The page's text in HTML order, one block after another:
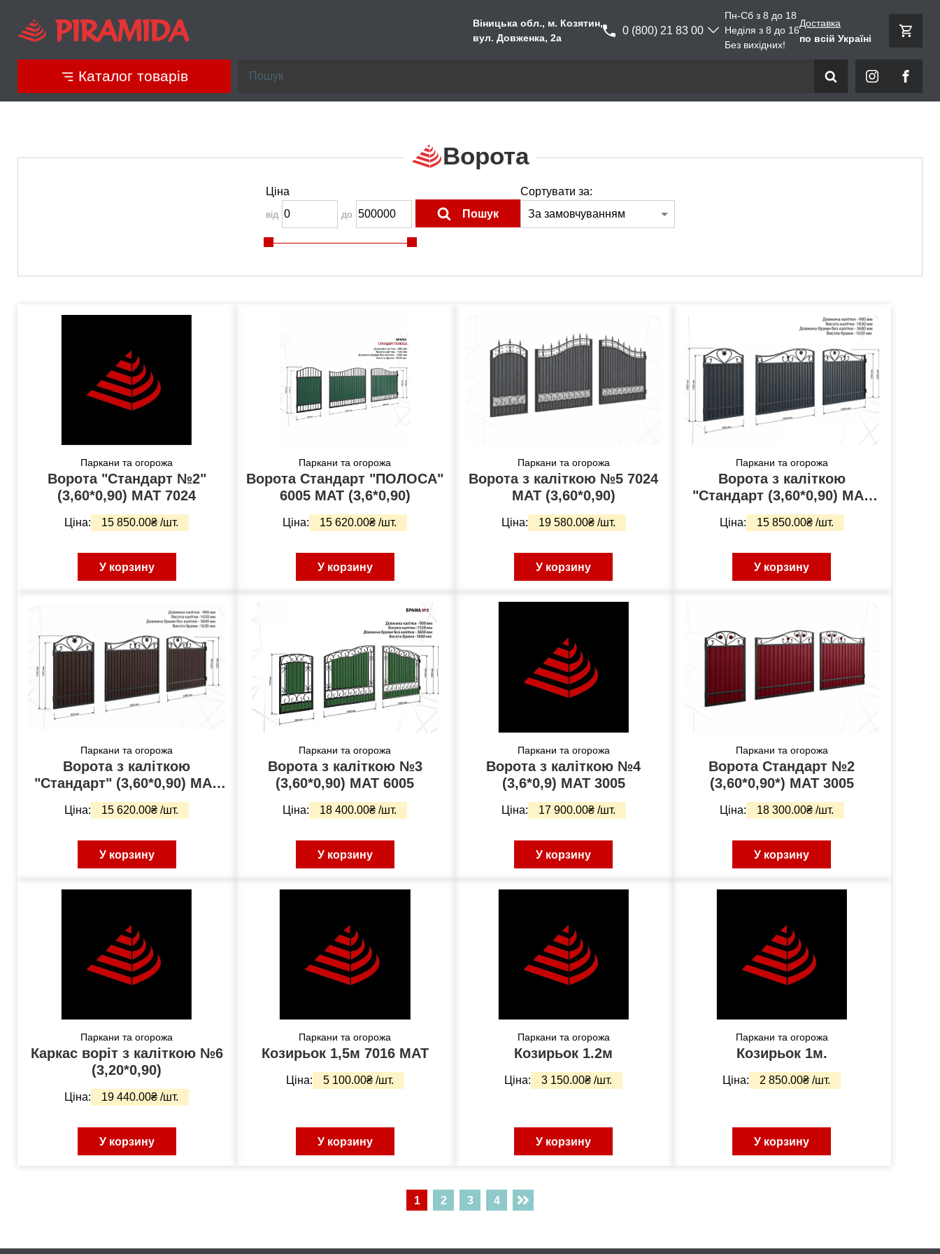
Віницька обл., м. Козятин,
вул. Довженка, 2а
0 (800) 21 83 00
Пн-Сб з 8 до 18
Неділя з 8 до 16
Без вихідних!
Доставка
по всій Україні
Каталог товарів
Ворота
Ціна
від до Пошук
Сортувати за:
Паркани та огорожа
Ворота "Стандарт №2"
(3,60*0,90) МАТ 7024
Ціна: 15 850.00₴ /шт.
У корзину
Паркани та огорожа
Ворота Cтандарт "ПОЛОСА"
6005 МАТ (3,6*0,90)
Ціна: 15 620.00₴ /шт.
У корзину
Паркани та огорожа
Ворота з каліткою №5 7024
МАТ (3,60*0,90)
Ціна: 19 580.00₴ /шт.
У корзину
Паркани та огорожа
Ворота з каліткою
"Стандарт (3,60*0,90) МАТ
7016
Ціна: 15 850.00₴ /шт.
У корзину
Паркани та огорожа
Ворота з каліткою
"Стандарт" (3,60*0,90) МАТ
8017
Ціна: 15 620.00₴ /шт.
У корзину
Паркани та огорожа
Ворота з каліткою №3
(3,60*0,90) МАТ 6005
Ціна: 18 400.00₴ /шт.
У корзину
Паркани та огорожа
Ворота з каліткою №4
(3,6*0,9) МАТ 3005
Ціна: 17 900.00₴ /шт.
У корзину
Паркани та огорожа
Ворота Стандарт №2
(3,60*0,90*) МАТ 3005
Ціна: 18 300.00₴ /шт.
У корзину
Паркани та огорожа
Каркас воріт з каліткою №6
(3,20*0,90)
Ціна: 19 440.00₴ /шт.
У корзину
Паркани та огорожа
Козирьок 1,5м 7016 МАТ
Ціна: 5 100.00₴ /шт.
У корзину
Паркани та огорожа
Козирьок 1.2м
Ціна: 3 150.00₴ /шт.
У корзину
Паркани та огорожа
Козирьок 1м.
Ціна: 2 850.00₴ /шт.
У корзину
1 2 3 4